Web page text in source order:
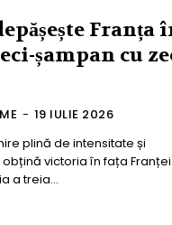
Franța
șampan cu
- 19 IULIE 2026
plină de intensitate și
victoria în fața
a treia...